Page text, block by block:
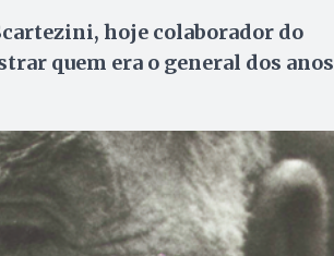
hoje colaborador do
quem era o general dos anos